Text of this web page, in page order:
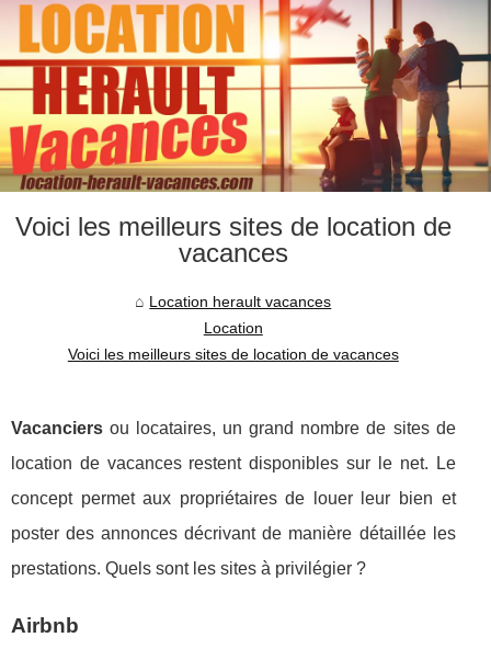
Voici les meilleurs sites de location de
vacances
Location herault vacances
Location
Voici les meilleurs sites de location de vacances
Vacanciers ou locataires, un grand nombre de sites de
location de vacances restent disponibles sur le net. Le
concept permet aux propriétaires de louer leur bien et
poster des annonces décrivant de manière détaillée les
prestations. Quels sont les sites à privilégier ?
Airbnb